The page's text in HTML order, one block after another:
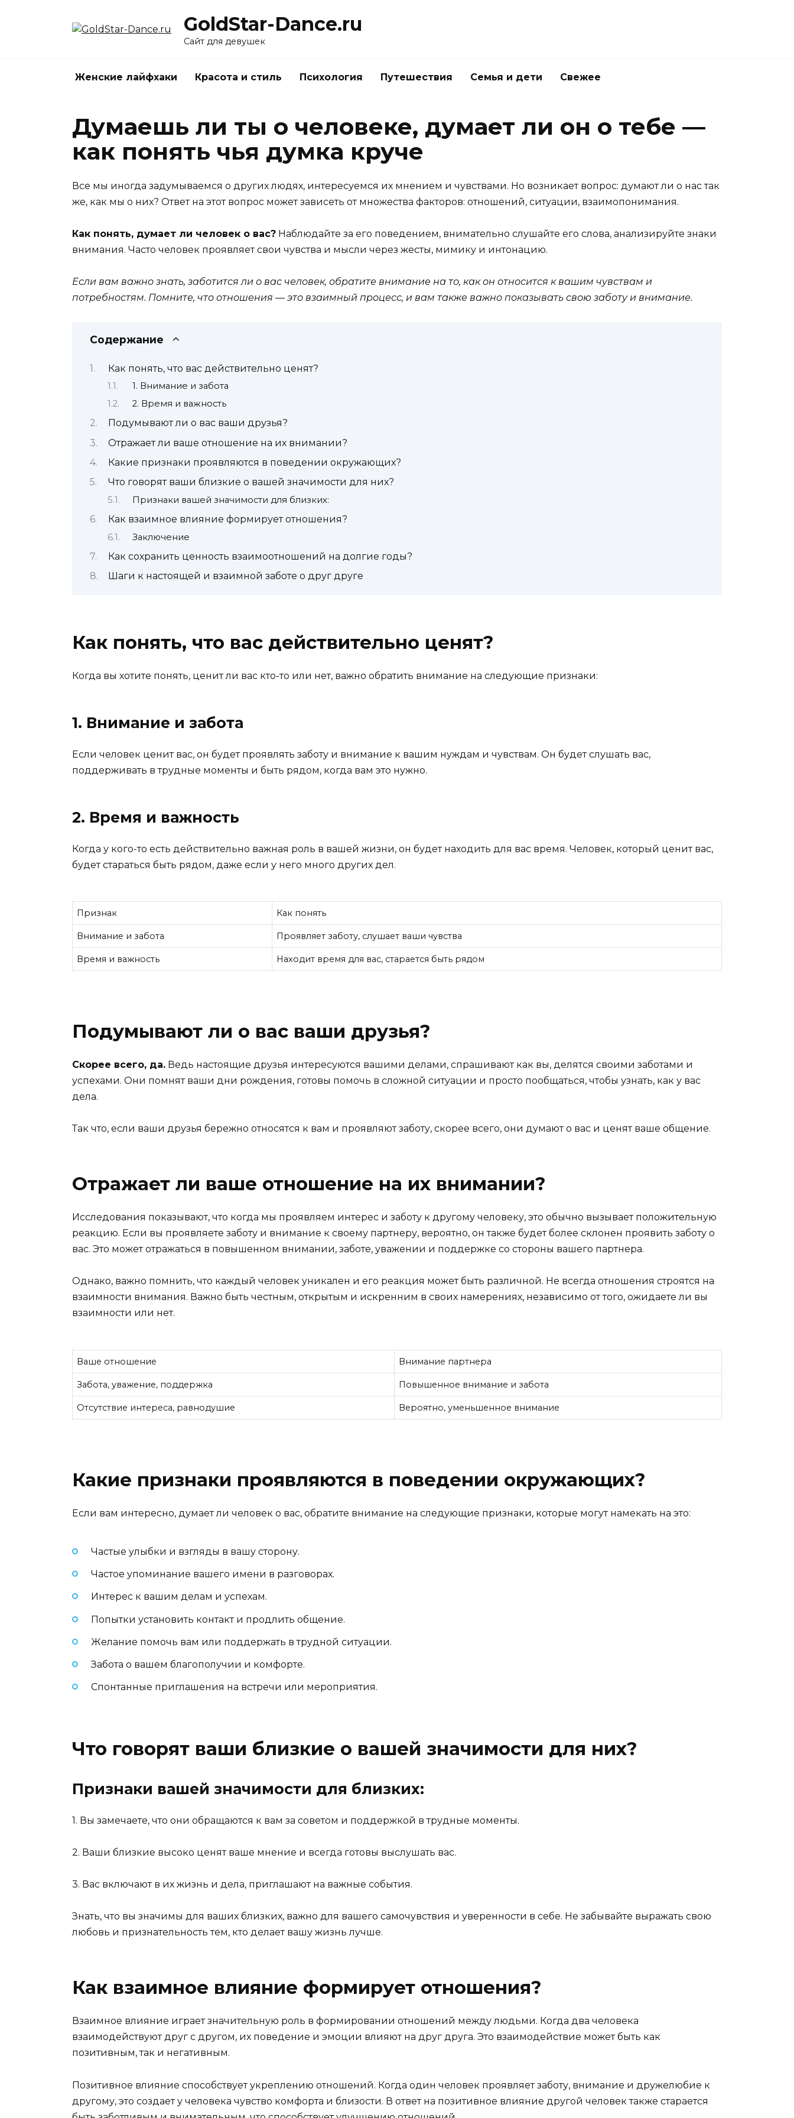
GoldStar-Dance.ru
Сайт для девушек
Женские лайфхаки Красота и стиль Психология Путешествия Семья и дети Свежее
Думаешь ли ты о человеке, думает ли он о тебе —
как понять чья думка круче
Все мы иногда задумываемся о других людях, интересуемся их мнением и чувствами. Но возникает вопрос: думают ли о нас так
же, как мы о них? Ответ на этот вопрос может зависеть от множества факторов: отношений, ситуации, взаимопонимания.
Как понять, думает ли человек о вас? Наблюдайте за его поведением, внимательно слушайте его слова, анализируйте знаки
внимания. Часто человек проявляет свои чувства и мысли через жесты, мимику и интонацию.
Если вам важно знать, заботится ли о вас человек, обратите внимание на то, как он относится к вашим чувствам и
потребностям. Помните, что отношения — это взаимный процесс, и вам также важно показывать свою заботу и внимание.
Содержание
Как понять, что вас действительно ценят?
1. Внимание и забота
2. Время и важность
Подумывают ли о вас ваши друзья?
Отражает ли ваше отношение на их внимании?
Какие признаки проявляются в поведении окружающих?
Что говорят ваши близкие о вашей значимости для них?
Признаки вашей значимости для близких:
Как взаимное влияние формирует отношения?
Заключение
Как сохранить ценность взаимоотношений на долгие годы?
Шаги к настоящей и взаимной заботе о друг друге
Как понять, что вас действительно ценят?
Когда вы хотите понять, ценит ли вас кто-то или нет, важно обратить внимание на следующие признаки:
1. Внимание и забота
Если человек ценит вас, он будет проявлять заботу и внимание к вашим нуждам и чувствам. Он будет слушать вас,
поддерживать в трудные моменты и быть рядом, когда вам это нужно.
2. Время и важность
Когда у кого-то есть действительно важная роль в вашей жизни, он будет находить для вас время. Человек, который ценит вас,
будет стараться быть рядом, даже если у него много других дел.
Признак Как понять
Внимание и забота Проявляет заботу, слушает ваши чувства
Время и важность Находит время для вас, старается быть рядом
Подумывают ли о вас ваши друзья?
Скорее всего, да. Ведь настоящие друзья интересуются вашими делами, спрашивают как вы, делятся своими заботами и
успехами. Они помнят ваши дни рождения, готовы помочь в сложной ситуации и просто пообщаться, чтобы узнать, как у вас
дела.
Так что, если ваши друзья бережно относятся к вам и проявляют заботу, скорее всего, они думают о вас и ценят ваше общение.
Отражает ли ваше отношение на их внимании?
Исследования показывают, что когда мы проявляем интерес и заботу к другому человеку, это обычно вызывает положительную
реакцию. Если вы проявляете заботу и внимание к своему партнеру, вероятно, он также будет более склонен проявить заботу о
вас. Это может отражаться в повышенном внимании, заботе, уважении и поддержке со стороны вашего партнера.
Однако, важно помнить, что каждый человек уникален и его реакция может быть различной. Не всегда отношения строятся на
взаимности внимания. Важно быть честным, открытым и искренним в своих намерениях, независимо от того, ожидаете ли вы
взаимности или нет.
Ваше отношение Внимание партнера
Забота, уважение, поддержка Повышенное внимание и забота
Отсутствие интереса, равнодушие Вероятно, уменьшенное внимание
Какие признаки проявляются в поведении окружающих?
Если вам интересно, думает ли человек о вас, обратите внимание на следующие признаки, которые могут намекать на это:
Частые улыбки и взгляды в вашу сторону.
Частое упоминание вашего имени в разговорах.
Интерес к вашим делам и успехам.
Попытки установить контакт и продлить общение.
Желание помочь вам или поддержать в трудной ситуации.
Забота о вашем благополучии и комфорте.
Спонтанные приглашения на встречи или мероприятия.
Что говорят ваши близкие о вашей значимости для них?
Признаки вашей значимости для близких:
1. Вы замечаете, что они обращаются к вам за советом и поддержкой в трудные моменты.
2. Ваши близкие высоко ценят ваше мнение и всегда готовы выслушать вас.
3. Вас включают в их жизнь и дела, приглашают на важные события.
Знать, что вы значимы для ваших близких, важно для вашего самочувствия и уверенности в себе. Не забывайте выражать свою
любовь и признательность тем, кто делает вашу жизнь лучше.
Как взаимное влияние формирует отношения?
Взаимное влияние играет значительную роль в формировании отношений между людьми. Когда два человека
взаимодействуют друг с другом, их поведение и эмоции влияют на друг друга. Это взаимодействие может быть как
позитивным, так и негативным.
Позитивное влияние способствует укреплению отношений. Когда один человек проявляет заботу, внимание и дружелюбие к
другому, это создает у человека чувство комфорта и близости. В ответ на позитивное влияние другой человек также старается